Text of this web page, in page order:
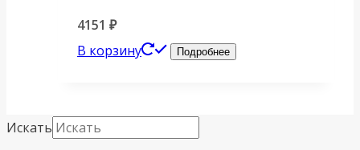
4151 ₽
В корзину
Подробнее
Искать